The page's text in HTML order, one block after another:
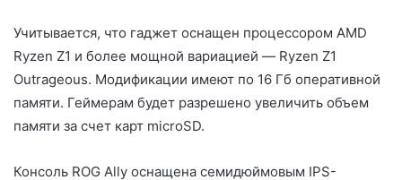
Учитывается, что гаджет оснащен процессором AMD
Ryzen Z1 и более мощной вариацией — Ryzen Z1
Outrageous. Модификации имеют по 16 Гб оперативной
памяти. Геймерам будет разрешено увеличить объем
памяти за счет карт microSD.
Консоль ROG Ally оснащена семидюймовым IPS-